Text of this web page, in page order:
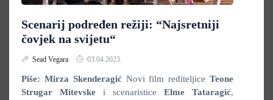
Scenarij podređen režiji: “Najsretniji
čovjek na svijetu“
Sead Vegara 03.04.2023.
Piše: Mirza Skenderagić Novi film rediteljiceTeone
Strugar Mitevske i scenaristice Elme Tataragić,